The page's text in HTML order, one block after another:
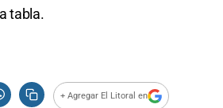
tabla.
+ Agregar El Litoral en